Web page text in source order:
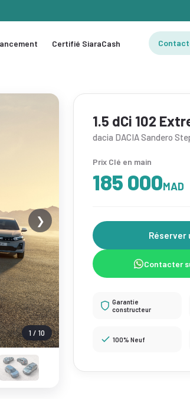
Certifié SiaraCash
1 / 10
❯
1.5 dCi 102
dacia DACIA Sandero
Prix Clé en main
185 000MAD
Réserver
Contacter
Garantie
constructeur
100% Neuf